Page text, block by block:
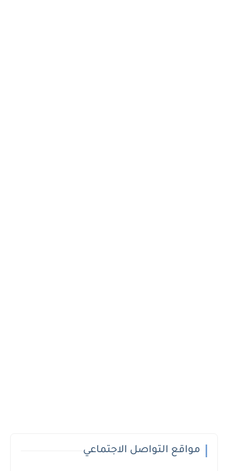
مواقع التواصل الاجتماعي